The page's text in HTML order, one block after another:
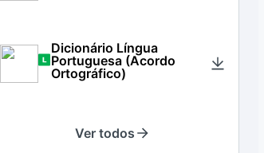
Dicionário Língua
Portuguesa (Acordo
Ortográfico)
Ver todos